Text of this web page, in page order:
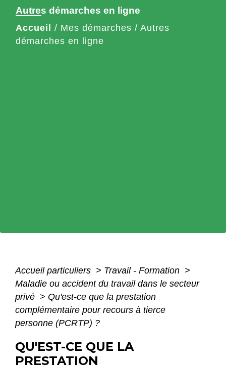
Autres démarches en ligne
Accueil / Mes démarches / Autres
démarches en ligne
Accueil particuliers > Travail - Formation >
Maladie ou accident du travail dans le secteur
privé > Qu'est-ce que la prestation
complémentaire pour recours à tierce
personne (PCRTP) ?
QU'EST-CE QUE LA
PRESTATION